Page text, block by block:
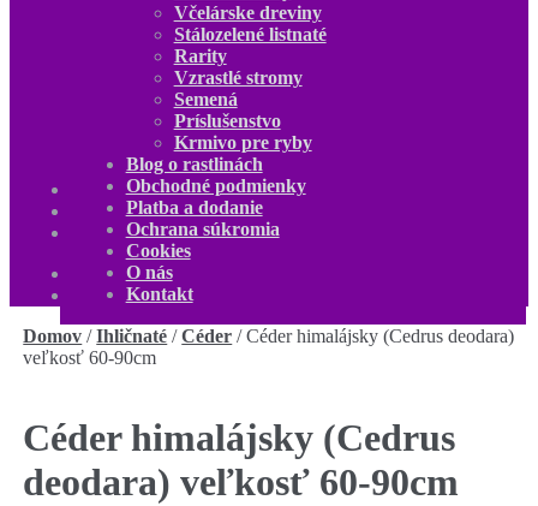
Okrasné trávy
Včelárske dreviny
Stálozelené listnaté
Rarity
Vzrastlé stromy
Semená
Príslušenstvo
Krmivo pre ryby
Blog o rastlinách
O nás
Kontakt
Včelárske dreviny
Stálozelené listnaté
Rarity
Vzrastlé stromy
Semená
Príslušenstvo
Krmivo pre ryby
Blog o rastlinách
Obchodné podmienky
Platba a dodanie
Ochrana súkromia
Cookies
O nás
Kontakt
€ 0 produktov
Domov /Ihličnaté /Céder /Céder himalájsky (Cedrus deodara)
veľkosť 60-90cm
Céder himalájsky (Cedrus
deodara) veľkosť 60-90cm